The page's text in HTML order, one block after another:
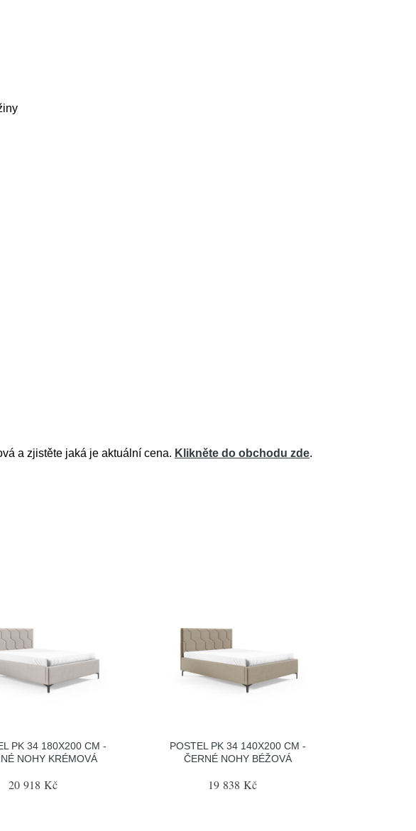
a zjistěte jaká je aktuální cena. Klikněte do obchodu zde.
PK 34 180X200 CM -
NOHY KRÉMOVÁ
20 918 Kč
POSTEL PK 34 140X200 CM -
ČERNÉ NOHY BÉŽOVÁ
19 838 Kč